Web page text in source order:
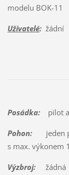
modelu BOK-11
Uživatelé:žádní
Posádka:pilot a
Pohon:jeden
s max. výkonem
Výzbroj:žádná